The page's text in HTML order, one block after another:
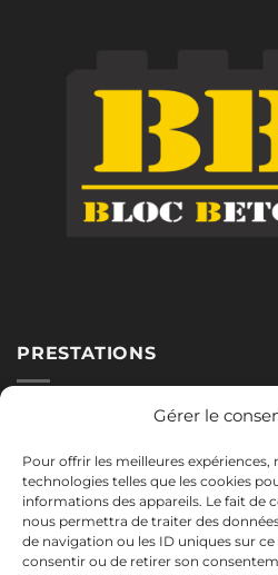
Gérer le
Pour offrir les meilleures expériences,
technologies telles que les cookies
informations des appareils. Le fait de
nous permettra de traiter des
de navigation ou les ID uniques sur ce
consentir ou de retirer son
PRESTATIONS
Réalisations
NOUS CONTACTER